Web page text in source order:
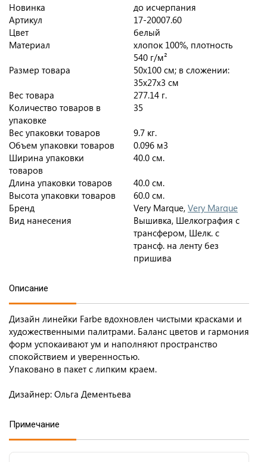
Новинка
до исчерпания
Артикул
17-20007.60
Цвет
белый
Материал
хлопок 100%, плотность
540 г/м²
Размер товара
50х100 см; в сложении:
35х27х3 см
Вес товара
277.14 г.
Количество товаров в
упаковке
35
Вес упаковки товаров
9.7 кг.
Объем упаковки товаров
0.096 м3
Ширина упаковки
товаров
40.0 см.
Длина упаковки товаров
40.0 см.
Высота упаковки товаров
60.0 см.
Бренд
Very Marque, Very Marque
Вид нанесения
Вышивка, Шелкография с
трансфером, Шелк. с
трансф. на ленту без
пришива
Описание
Дизайн линейки Farbe вдохновлен чистыми красками и
художественными палитрами. Баланс цветов и гармония
форм успокаивают ум и наполняют пространство
спокойствием и уверенностью.
Упаковано в пакет с липким краем.
Дизайнер: Ольга Дементьева
Примечание